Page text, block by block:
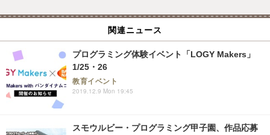
関連ニュース
プログラミング体験イベント「LOGY Makers」
1/25・26
教育イベント
2019.12.9 Mon 19:45
スモウルビー・プログラミング甲子園、作品応募